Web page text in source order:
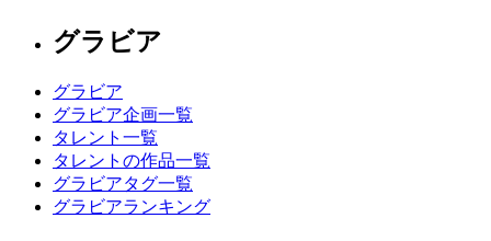
グラビア
グラビア
グラビア企画一覧
タレント一覧
タレントの作品一覧
グラビアタグ一覧
グラビアランキング